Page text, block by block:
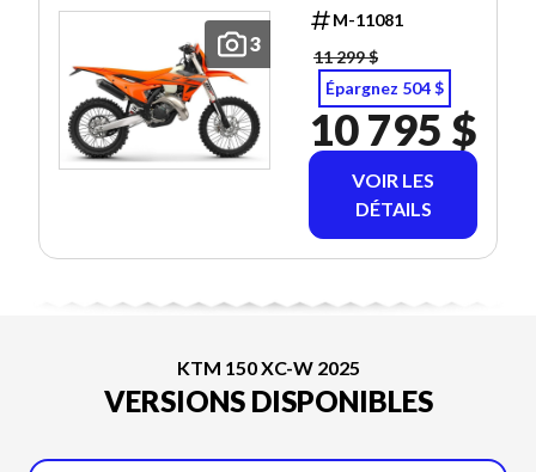
3
M-11081
11 299 $
Épargnez 504 $
10 795 $
VOIR LES
DÉTAILS
KTM 150 XC-W 2025
VERSIONS DISPONIBLES